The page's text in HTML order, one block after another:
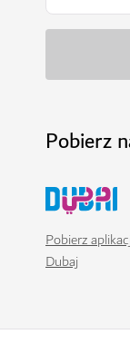
Pobierz
Pobierz
Dubaj